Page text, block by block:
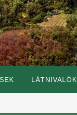
LÁTNIVALÓK